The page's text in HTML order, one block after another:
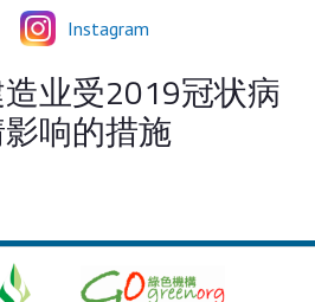
Instagram
业受2019冠状病
响的措施